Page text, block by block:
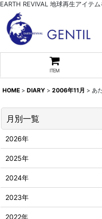
EARTH REVIVAL 地球再生アイテム
ITEM
HOME > DIARY > 2006年11月 > あ
月別一覧
2026年
2025年
2024年
2023年
2022年